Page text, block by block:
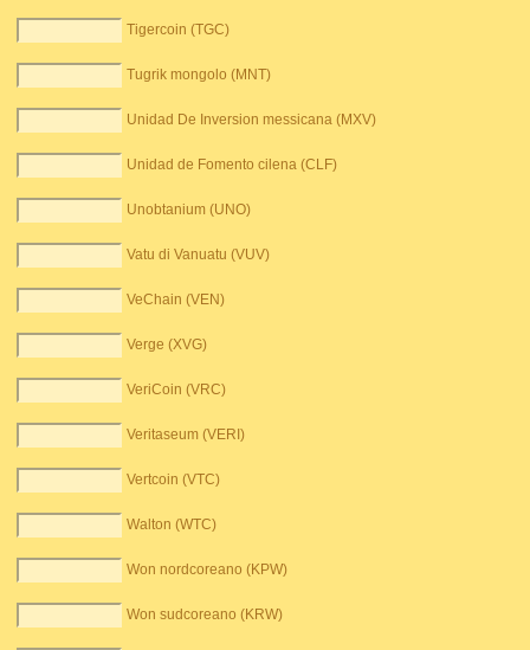
Tigercoin (TGC)
Tugrik mongolo (MNT)
Unidad De Inversion messicana (MXV)
Unidad de Fomento cilena (CLF)
Unobtanium (UNO)
Vatu di Vanuatu (VUV)
VeChain (VEN)
Verge (XVG)
VeriCoin (VRC)
Veritaseum (VERI)
Vertcoin (VTC)
Walton (WTC)
Won nordcoreano (KPW)
Won sudcoreano (KRW)